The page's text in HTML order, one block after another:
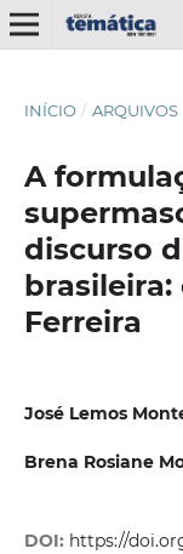
INÍCIO / ARQUIVOS
A
discurso
brasileira:
Ferreira
José Lemos
Brena Rosiane
DOI: https://